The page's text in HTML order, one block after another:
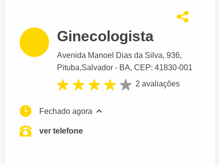
Ginecologista
Avenida Manoel Dias da Silva, 936,
Pituba,Salvador - BA, CEP: 41830-001
2 avaliações
Fechado agora
ver telefone